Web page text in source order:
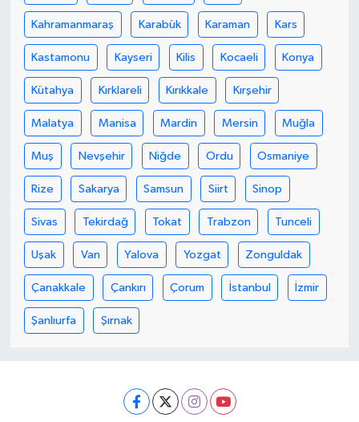
Kahramanmaraş Karabük Karaman Kars
Kastamonu Kayseri Kilis Kocaeli Konya
Kütahya Kırklareli Kırıkkale Kırşehir
Malatya Manisa Mardin Mersin Muğla
Muş Nevşehir Niğde Ordu Osmaniye
Rize Sakarya Samsun Siirt Sinop
Sivas Tekirdağ Tokat Trabzon Tunceli
Uşak Van Yalova Yozgat Zonguldak
Çanakkale Çankırı Çorum İstanbul İzmir
Şanlıurfa Şırnak